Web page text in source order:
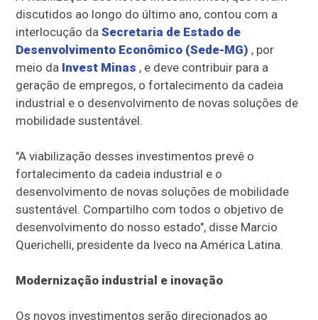
discutidos ao longo do último ano, contou com a
interlocução daSecretaria de Estado de
Desenvolvimento Econômico (Sede-MG) , por
meio da Invest Minas , e deve contribuir para a
geração de empregos, o fortalecimento da cadeia
industrial e o desenvolvimento de novas soluções de
mobilidade sustentável.
"A viabilização desses investimentos prevê o
fortalecimento da cadeia industrial e o
desenvolvimento de novas soluções de mobilidade
sustentável. Compartilho com todos o objetivo de
desenvolvimento do nosso estado", disse Marcio
Querichelli, presidente da Iveco na América Latina.
Modernização industrial e inovação
Os novos investimentos serão direcionados ao